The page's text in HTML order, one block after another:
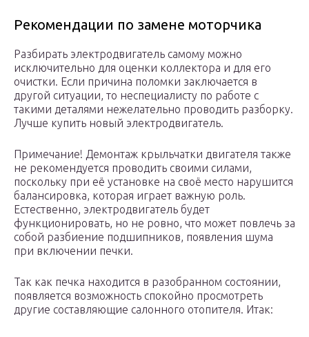
Рекомендации по замене моторчика
Разбирать электродвигатель самому можно
исключительно для оценки коллектора и для его
очистки. Если причина поломки заключается в
другой ситуации, то неспециалисту по работе с
такими деталями нежелательно проводить разборку.
Лучше купить новый электродвигатель.
Примечание! Демонтаж крыльчатки двигателя также
не рекомендуется проводить своими силами,
поскольку при её установке на своё место нарушится
балансировка, которая играет важную роль.
Естественно, электродвигатель будет
функционировать, но не ровно, что может повлечь за
собой разбиение подшипников, появления шума
при включении печки.
Так как печка находится в разобранном состоянии,
появляется возможность спокойно просмотреть
другие составляющие салонного отопителя. Итак: